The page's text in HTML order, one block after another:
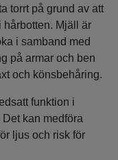
torrt på grund av att
hårbotten. Mjäll är
i samband med
på armar och ben
och könsbehåring.
funktion i
kan medföra
ljus och risk för